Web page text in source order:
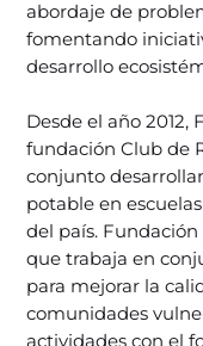
abordaje de
fomentando
desarrollo
Desde el año
fundación Club de
conjunto
potable en
del país.
que trabaja en
para mejorar la
comunidades
actividades con el